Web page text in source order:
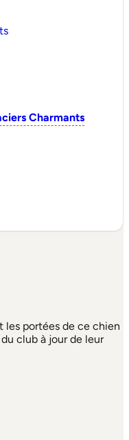
Charmants
les portées de ce chien
club à jour de leur